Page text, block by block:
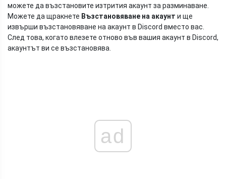
можете да възстановите изтрития акаунт за разминаване.
Можете да щракнете Възстановяване на акаунт и ще
извърши възстановяване на акаунт в Discord вместо вас.
След това, когато влезете отново във вашия акаунт в Discord,
акаунтът ви се възстановява.
ad